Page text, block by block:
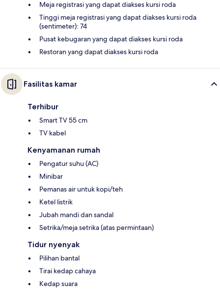
Meja registrasi yang dapat diakses kursi roda
Tinggi meja registrasi yang dapat diakses kursi roda
(sentimeter): 74
Pusat kebugaran yang dapat diakses kursi roda
Restoran yang dapat diakses kursi roda
Fasilitas kamar
Terhibur
Smart TV 55 cm
TV kabel
Kenyamanan rumah
Pengatur suhu (AC)
Minibar
Pemanas air untuk kopi/teh
Ketel listrik
Jubah mandi dan sandal
Setrika/meja setrika (atas permintaan)
Tidur nyenyak
Pilihan bantal
Tirai kedap cahaya
Kedap suara